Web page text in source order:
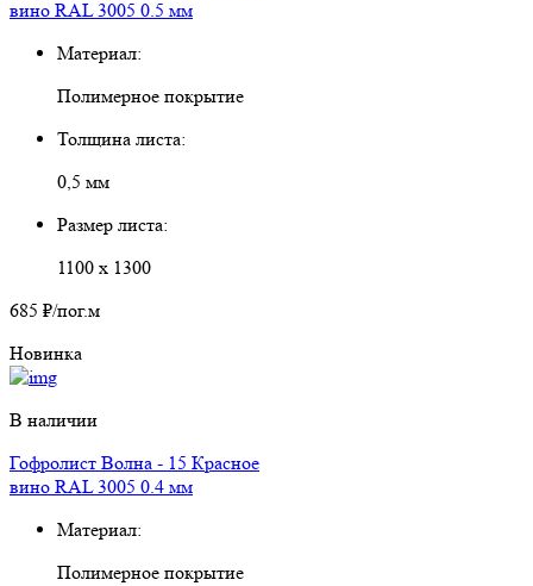
вино RAL 3005 0.5 мм
Материал:
Полимерное покрытие
Толщина листа:
0,5 мм
Размер листа:
1100 х 1300
685 ₽/пог.м
Новинка
В наличии
Гофролист Волна - 15 Красное
вино RAL 3005 0.4 мм
Материал:
Полимерное покрытие